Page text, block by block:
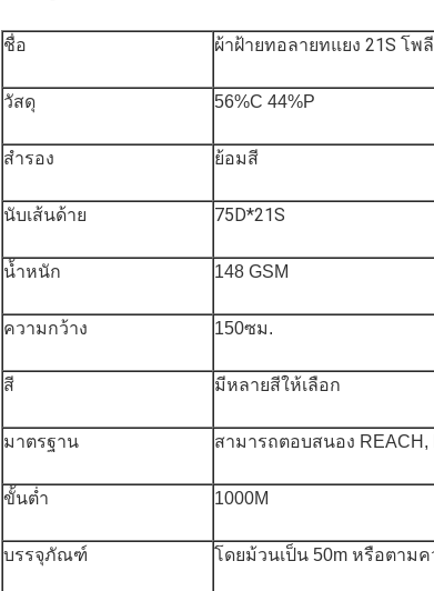
ชื่อ ผ้าฝ้ายทอลายทแยง 21S โพ
วัสดุ 56%C 44%P
สำรอง ย้อมสี
นับเส้นด้าย 75D*21S
น้ำหนัก 148 GSM
ความกว้าง 150ซม.
สี มีหลายสีให้เลือก
มาตรฐาน สามารถตอบสนอง REACH,
ขั้นต่ำ 1000M
บรรจุภัณฑ์ โดยม้วนเป็น 50m หรือตาม